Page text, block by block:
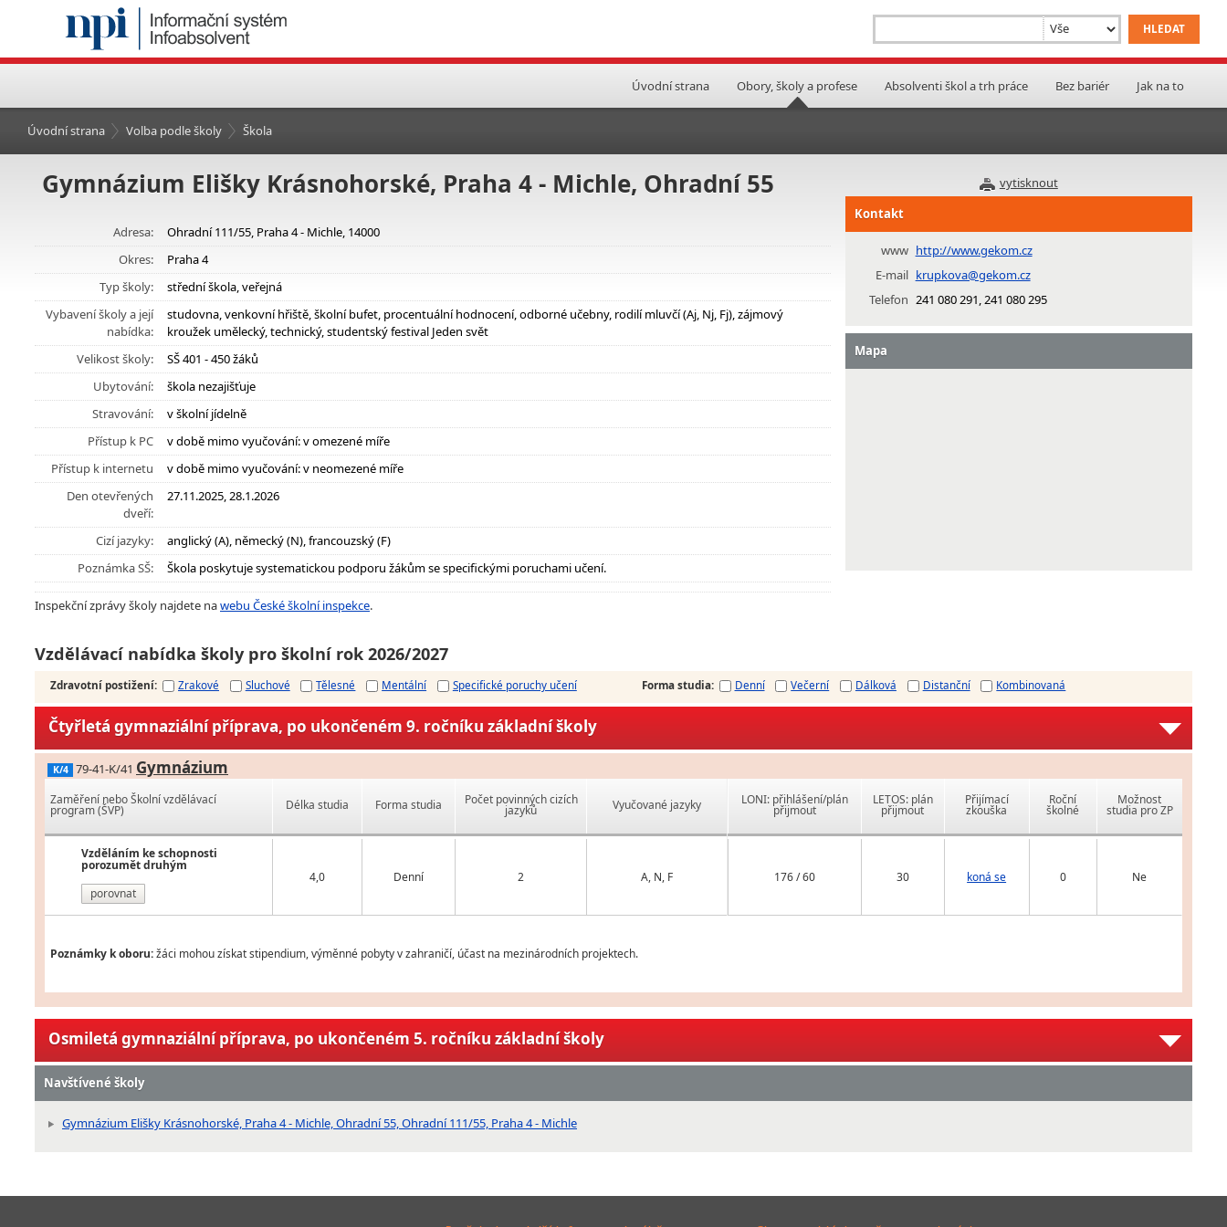
Úvodní strana Obory, školy a profese Absolventi škol a trh práce Bez bariér Jak na to
Úvodní strana Volba podle školy Škola
vytisknout
Gymnázium Elišky Krásnohorské, Praha 4 - Michle, Ohradní 55
Adresa:
Ohradní 111/55, Praha 4 - Michle, 14000
Okres:
Praha 4
Typ školy:
střední škola, veřejná
Vybavení školy a její
nabídka:
studovna, venkovní hřiště, školní bufet, procentuální hodnocení, odborné učebny, rodilí mluvčí (Aj, Nj, Fj), zájmový
kroužek umělecký, technický, studentský festival Jeden svět
Velikost školy:
SŠ 401 - 450 žáků
Ubytování:
škola nezajišťuje
Stravování:
v školní jídelně
Přístup k PC
v době mimo vyučování: v omezené míře
Přístup k internetu
v době mimo vyučování: v neomezené míře
Den otevřených
dveří:
27.11.2025, 28.1.2026
Cizí jazyky:
anglický (A), německý (N), francouzský (F)
Poznámka SŠ:
Škola poskytuje systematickou podporu žákům se specifickými poruchami učení.
Inspekční zprávy školy najdete nawebu České školní inspekce.
Kontakt
www http://www.gekom.cz
E-mail krupkova@gekom.cz
Telefon 241 080 291, 241 080 295
Mapa
Vzdělávací nabídka školy pro školní rok 2026/2027
Zdravotní postižení: Zrakové Sluchové Tělesné Mentální Specifické poruchy učení Forma studia: Denní Večerní Dálková Distanční Kombinovaná
Čtyřletá gymnaziální příprava, po ukončeném 9. ročníku základní školy
K/4 79-41-K/41 Gymnázium
Zaměření nebo Školní vzdělávací
program (ŠVP)
Vzděláním ke schopnosti
porozumět druhým
porovnat
Délka studia Forma studia Počet povinných cizích
jazyků Vyučované jazyky
4,0 Denní 2 A, N, F
LONI: přihlášení/plán
přijmout
LETOS: plán
přijmout
Přijímací
zkouška
Roční
školné
Možnost
studia pro ZP
176 / 60 30 koná se 0 Ne
Poznámky k oboru:žáci mohou získat stipendium, výměnné pobyty v zahraničí, účast na mezinárodních projektech.
Osmiletá gymnaziální příprava, po ukončeném 5. ročníku základní školy
Navštívené školy
Gymnázium Elišky Krásnohorské, Praha 4 - Michle, Ohradní 55, Ohradní 111/55, Praha 4 - Michle